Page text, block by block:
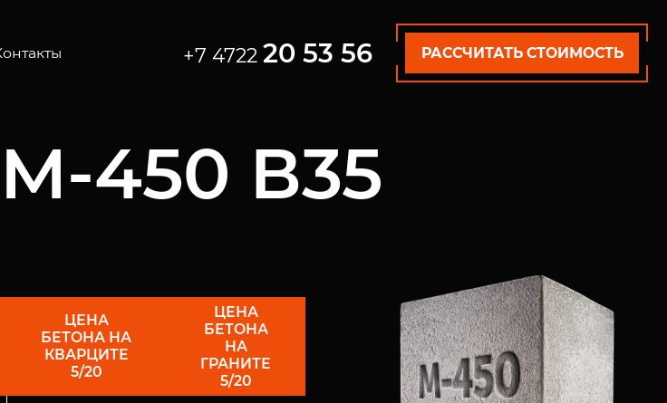
+7 4722 20 53 56 РАССЧИТАТЬ СТОИМОСТЬ
450 В35
ЦЕНА
БЕТОНА НА
КВАРЦИТЕ
5/20
ЦЕНА
БЕТОНА
НА
ГРАНИТЕ
5/20